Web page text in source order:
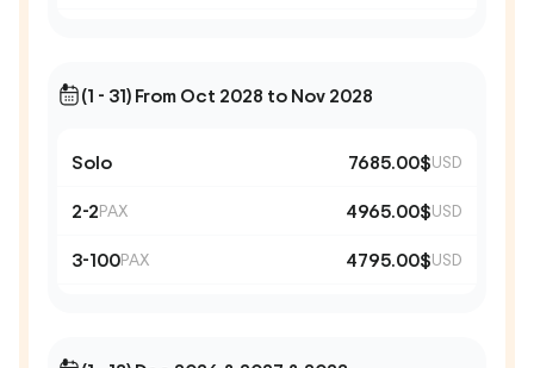
(1 - 31) From Oct 2028 to Nov 2028
Solo 7685.00$USD
2-2PAX 4965.00$USD
3-100PAX 4795.00$USD